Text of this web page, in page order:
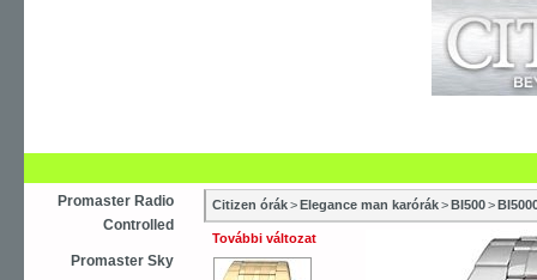
Promaster Radio
Controlled
Promaster Sky
Citizen órák>Elegance man karórák>BI500>
További változat